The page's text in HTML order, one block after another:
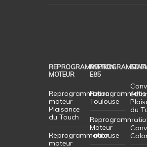
REPROGRAMMATION
MOTEUR
Reprogrammation
moteur
Plaisance
du Touch
Reprogrammation
moteur
E85
Toulouse
Moteur
Toulouse
du